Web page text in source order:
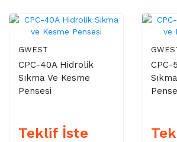
GWEST
CPC-40A Hidrolik
Sıkma Ve Kesme
Pensesi
Teklif İste
CPC-